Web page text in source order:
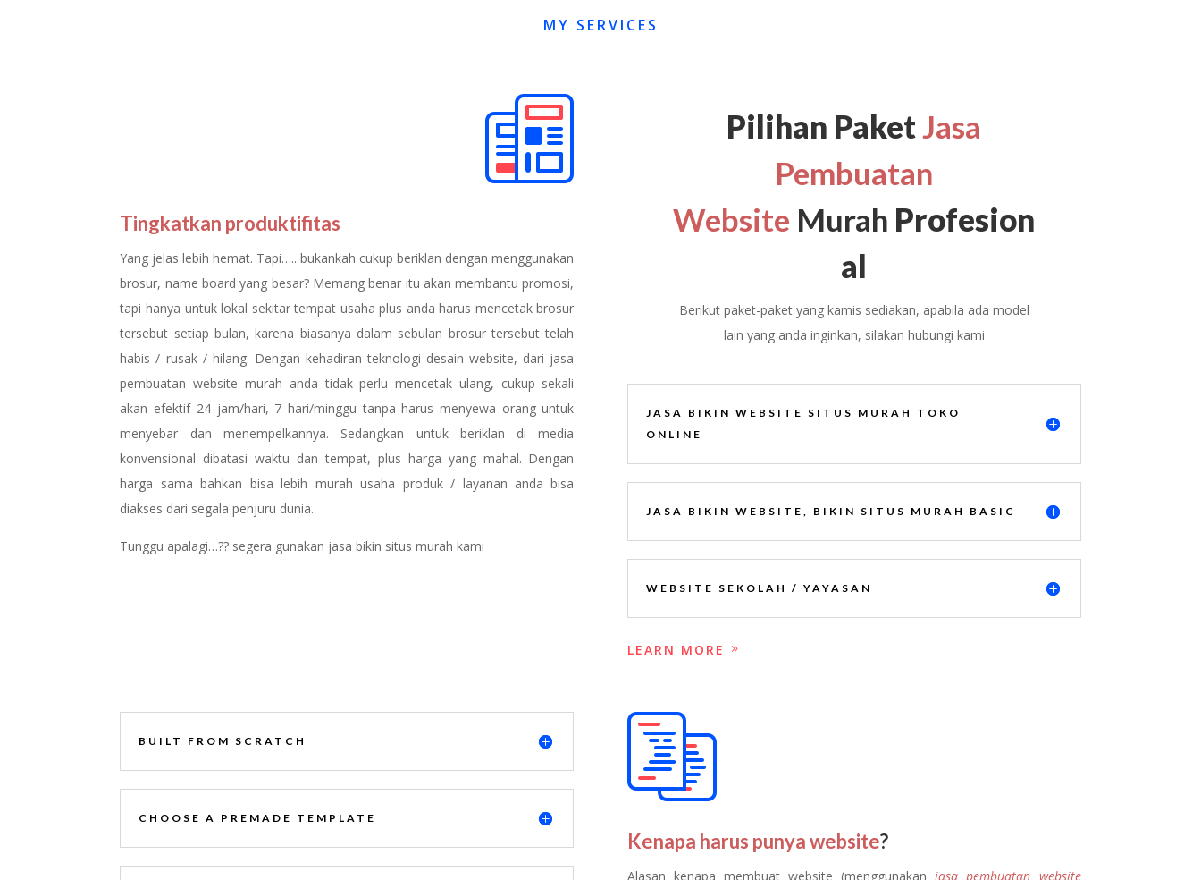
MY SERVICES
Tingkatkan produktifitas
Yang jelas lebih hemat. Tapi….. bukankah cukup beriklan dengan menggunakan
brosur, name board yang besar? Memang benar itu akan membantu promosi,
tapi hanya untuk lokal sekitar tempat usaha plus anda harus mencetak brosur
tersebut setiap bulan, karena biasanya dalam sebulan brosur tersebut telah
habis / rusak / hilang. Dengan kehadiran teknologi desain website, dari jasa
pembuatan website murah anda tidak perlu mencetak ulang, cukup sekali
akan efektif 24 jam/hari, 7 hari/minggu tanpa harus menyewa orang untuk
menyebar dan menempelkannya. Sedangkan untuk beriklan di media
konvensional dibatasi waktu dan tempat, plus harga yang mahal. Dengan
harga sama bahkan bisa lebih murah usaha produk / layanan anda bisa
diakses dari segala penjuru dunia.
Tunggu apalagi…?? segera gunakan jasa bikin situs murah kami
Pilihan PaketJasa
Pembuatan
Website Murah Profesion
al
Berikut paket-paket yang kamis sediakan, apabila ada model
lain yang anda inginkan, silakan hubungi kami
JASA BIKIN WEBSITE SITUS MURAH TOKO
ONLINE
JASA BIKIN WEBSITE, BIKIN SITUS MURAH BASIC
WEBSITE SEKOLAH / YAYASAN
LEARN MORE
BUILT FROM SCRATCH
CHOOSE A PREMADE TEMPLATE
Kenapa harus punya website?
Alasan kenapa membuat website (menggunakan jasa pembuatan website